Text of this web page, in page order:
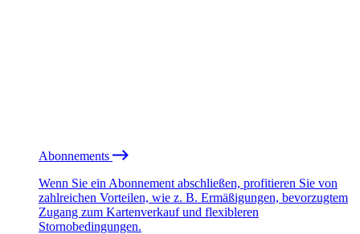
Abonnements
Wenn Sie ein Abonnement abschließen, profitieren Sie von
zahlreichen Vorteilen, wie z. B. Ermäßigungen, bevorzugtem
Zugang zum Kartenverkauf und flexibleren
Stornobedingungen.